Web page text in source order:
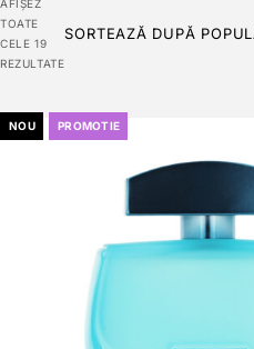
AFIȘEZ
TOATE
CELE 19
REZULTATE
SORTEAZĂ DUPĂ
NOU PROMOTIE